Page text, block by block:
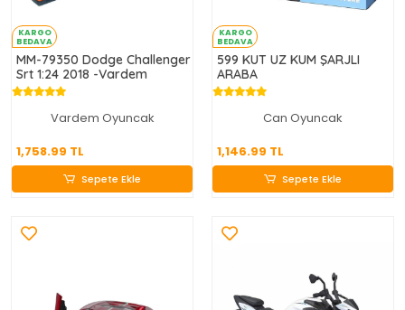
KARGO
BEDAVA
MM-79350 Dodge Challenger
Srt 1:24 2018 -Vardem
Vardem Oyuncak
1,758.99 TL
1,758.99 TL
Sepete Ekle
Sepete Ekle
KARGO
BEDAVA
599 KUT UZ KUM ŞARJLI
ARABA
Can Oyuncak
1,146.99 TL
1,146.99 TL
Sepete Ekle
Sepete Ekle